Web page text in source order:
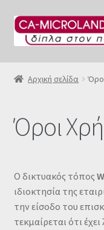
Απευθείας
μετάβαση
Μετάβαση
σε
Αρχική
Επικοινωνία &
Τρόποι Πληρωμής
Όροι Χρήσης
Αρχική σελίδα
Όροι
Ο δικτυακός τόπος
ιδιοκτησία της
την είσοδο του
τεκμαίρεται ότι